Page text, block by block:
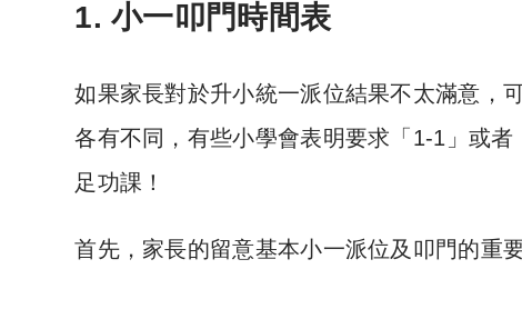
1. 小一叩門時間表
如果家長對於升小統一派位結果不太滿意，
各有不同，有些小學會表明要求「1-1」或
足功課！
首先，家長的留意基本小一派位及叩門的重